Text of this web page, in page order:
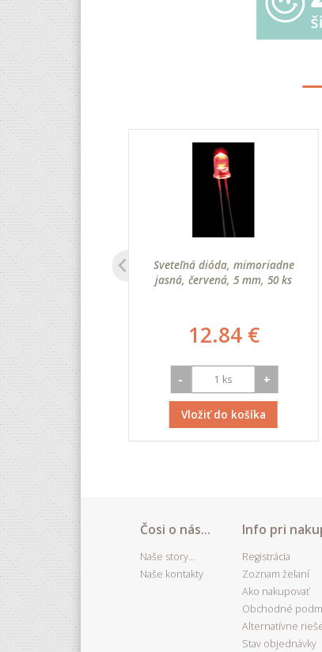
2,5 V/0,2 A 10 ks
€
+
do košíka
Sveteľná dióda, mimoriadne
jasná, červená, 5 mm, 50 ks
12.84 €
- +
Vložiť do košíka
Čosi o nás...
Naše story...
Naše kontakty
Info pri
Registrácia
Zoznam želaní
Ako nakupovať
Obchodné
Alternatívne
Stav objednávky